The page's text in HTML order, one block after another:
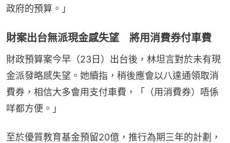
政府的預算。」
財案出台無派現金感失望 將用消費券付車費
財政預算案今早（23日）出台後，林坦言對於未有現
金派發略感失望。她續指，稍後應會以八達通領取消
費券，相信大多會用支付車費，「（用消費券）唔係
咩都方便。」
至於優質教育基金預留20億，推行為期三年的計劃，